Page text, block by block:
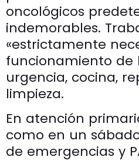
oncológicos
indemorables.
«estrictamente
funcionamiento de
urgencia, cocina,
limpieza.
En atención
como en un
de emergencias y